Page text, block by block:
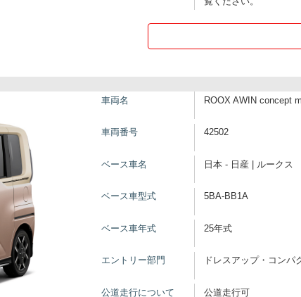
車両名 ROOX AWIN concept
車両番号 42502
ベース車名 日本 - 日産 | ルークス
ベース車型式 5BA-BB1A
ベース車年式 25年式
エントリー部門 ドレスアップ・コンパ
公道走行について 公道走行可